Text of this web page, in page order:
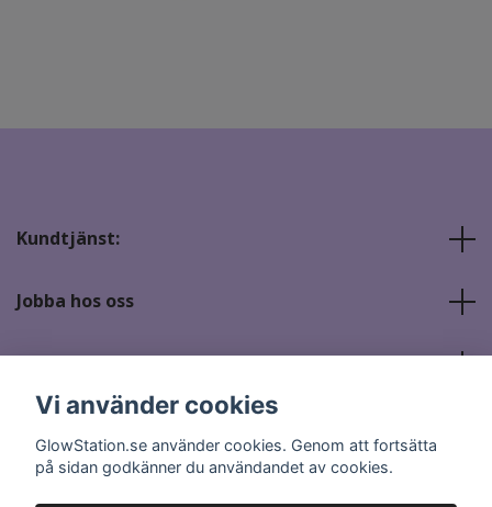
Kundtjänst:
Jobba hos oss
Sociala medier
Vi använder cookies
GlowStation.se använder cookies. Genom att fortsätta
på sidan godkänner du användandet av cookies.